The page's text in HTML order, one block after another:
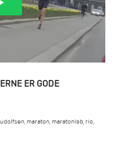
ER GODE
,maraton,maratonløb,rio,